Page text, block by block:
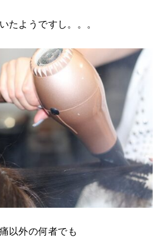
たようですし。。。
以外の何者でも